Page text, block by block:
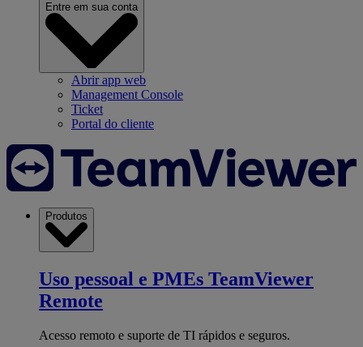
Entre em sua conta
Abrir app web
Management Console
Ticket
Portal do cliente
Produtos
Uso pessoal e PMEs TeamViewer
Remote
Acesso remoto e suporte de TI rápidos e seguros.